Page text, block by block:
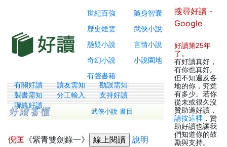
世紀百強
隨身智囊
歷史煙雲
武俠小說
懸疑小說
言情小說
奇幻小說
小說園地
有聲書籍
有關好讀 讀友需知
勘誤需知
製書需知
分工輸入
支持好讀
聯絡好讀
武俠小說 書目
倪匡 《紫青雙劍錄一》 說明
搜尋好讀 -
Google
好讀第25年
了 。
有好讀真好，
有你也真好。
但不知遍及各
地的你，究竟
有多少。若你
從未或很久沒
贊助過好讀，
請按這裡 ，贊
助好讀也讓我
們知道你的鼓
勵與支持。